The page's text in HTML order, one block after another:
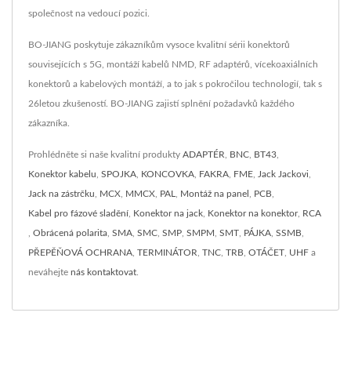
společnost na vedoucí pozici.
BO-JIANG poskytuje zákazníkům vysoce kvalitní sérii konektorů
souvisejících s 5G, montáží kabelů NMD, RF adaptérů, vícekoaxiálních
konektorů a kabelových montáží, a to jak s pokročilou technologií, tak s
26letou zkušeností. BO-JIANG zajistí splnění požadavků každého
zákazníka.
Prohlédněte si naše kvalitní produkty ADAPTÉR BNC BT43
Konektor kabelu SPOJKA KONCOVKA FAKRA FME Jack Jackovi
Jack na zástrčku MCX MMCX PAL Montáž na panel PCB
Kabel pro fázové sladění Konektor na jack Konektor na konektor, RCA
Obrácená polarita SMA SMC SMP SMPM SMT PÁJKA SSMB
PŘEPĚŇOVÁ OCHRANA TERMINÁTOR TNC TRB OTÁČET UHF a
neváhejte nás kontaktovat